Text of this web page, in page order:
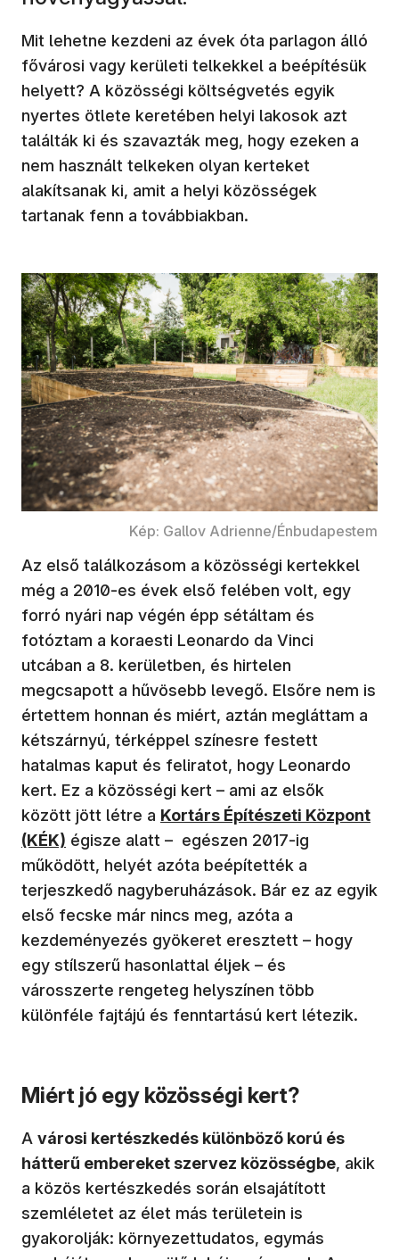
Mit lehetne kezdeni az évek óta parlagon álló
fővárosi vagy kerületi telkekkel a beépítésük
helyett? A közösségi költségvetés egyik
nyertes ötlete keretében helyi lakosok azt
találták ki és szavazták meg, hogy ezeken a
nem használt telkeken olyan kerteket
alakítsanak ki, amit a helyi közösségek
tartanak fenn a továbbiakban.
Kép: Gallov Adrienne/Énbudapestem
Az első találkozásom a közösségi kertekkel
még a 2010-es évek első felében volt, egy
forró nyári nap végén épp sétáltam és
fotóztam a koraesti Leonardo da Vinci
utcában a 8. kerületben, és hirtelen
megcsapott a hűvösebb levegő. Elsőre nem is
értettem honnan és miért, aztán megláttam a
kétszárnyú, térképpel színesre festett
hatalmas kaput és feliratot, hogy Leonardo
kert. Ez a közösségi kert – ami az elsők
között jött létre a Kortárs Építészeti Központ
(KÉK) égisze alatt – egészen 2017-ig
működött, helyét azóta beépítették a
terjeszkedő nagyberuházások. Bár ez az egyik
első fecske már nincs meg, azóta a
kezdeményezés gyökeret eresztett – hogy
egy stílszerű hasonlattal éljek – és
városszerte rengeteg helyszínen több
különféle fajtájú és fenntartású kert létezik.
Miért jó egy közösségi kert?
A városi kertészkedés különböző korú és
hátterű embereket szervez közösségbe, akik
a közös kertészkedés során elsajátított
szemléletet az élet más területein is
gyakorolják: környezettudatos, egymás